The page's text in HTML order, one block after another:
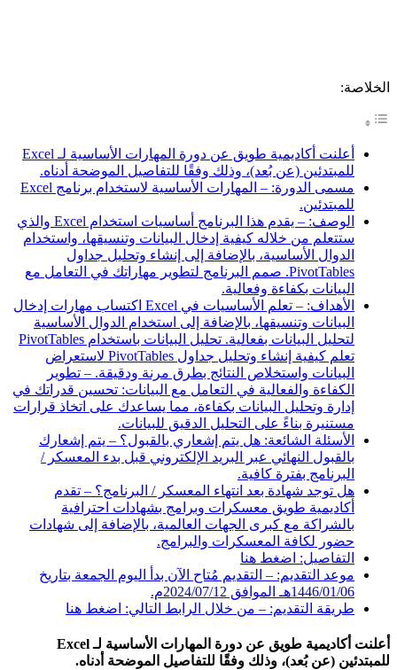
الخلاصة:
أعلنت أكاديمية طويق عن دورة المهارات الأساسية لـ Excel
للمبتدئين (عن بُعد)، وذلك وفقًا للتفاصيل الموضحة أدناه.
مسمى الدورة: – المهارات الأساسية لاستخدام برنامج Excel
للمبتدئين.
الوصف: – يقدم هذا البرنامج أساسيات استخدام Excel والذي
ستتعلم من خلاله كيفية إدخال البيانات وتنسيقها، واستخدام
الدوال الأساسية، بالإضافة إلى إنشاء وتحليل جداول
PivotTables. صمم البرنامج لتطوير مهاراتك في التعامل مع
البيانات بكفاءة وفعالية.
الأهداف: – تعلم الأساسيات في Excel اكتساب مهارات إدخال
البيانات وتنسيقها، بالإضافة إلى استخدام الدوال الأساسية
لتحليل البيانات بفعالية. تحليل البيانات باستخدام PivotTables
تعلم كيفية إنشاء وتحليل جداول PivotTables لاستعراض
البيانات واستخلاص النتائج بطرق مرنة ودقيقة. – تطوير
الكفاءة والفعالية في التعامل مع البيانات: تحسين قدراتك في
إدارة وتحليل البيانات بكفاءة، مما يساعدك على اتخاذ قرارات
مستنيرة بناءً على التحليل الدقيق للبيانات.
الأسئلة الشائعة: هل يتم إشعاري بالقبول؟ – يتم إشعارك
بالقبول النهائي عبر البريد الإلكتروني قبل بدء المعسكر /
البرنامج بفترة كافية.
هل توجد شهادة بعد انتهاء المعسكر / البرنامج؟ – تقدم
أكاديمية طويق معسكرات وبرامج بشهادات احترافية
بالشراكة مع كبرى الجهات العالمية، بالإضافة إلى شهادات
حضور لكافة المعسكرات والبرامج.
التفاصيل: اضغط هنا
موعد التقديم: – التقديم مُتاح الآن بدأ اليوم الجمعة بتاريخ
1446/01/06هـ الموافق 2024/07/12م.
طريقة التقديم: – من خلال الرابط التالي: اضغط هنا
أعلنت أكاديمية طويق
عن دورة المهارات الأساسية لـ Excel
للمبتدئين (عن بُعد)، وذلك وفقًا للتفاصيل الموضحة أدناه.